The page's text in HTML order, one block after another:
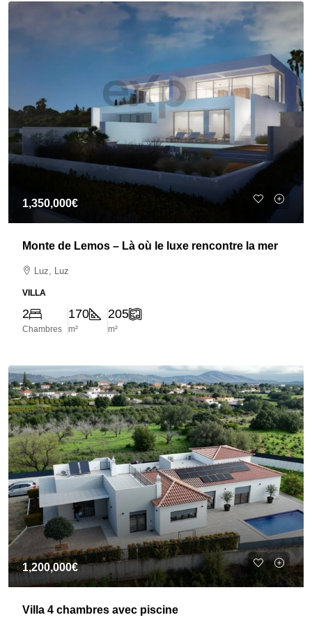
1,350,000€
Monte de Lemos – Là où le luxe rencontre la mer
Luz, Luz
VILLA
2
Chambres
170
m²
205
m²
1,200,000€
Villa 4 chambres avec piscine